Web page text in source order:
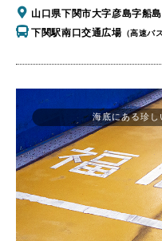
山口県下関市大字彦島字船
下関駅南口交通広場 （高速バ
海底にある珍